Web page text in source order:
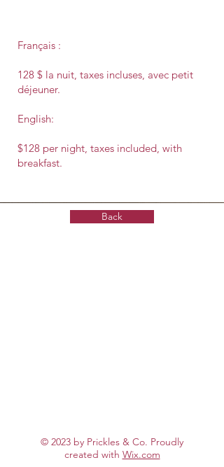
Français :
128 $ la nuit, taxes incluses, avec petit
déjeuner.
English:
$128 per night, taxes included, with
breakfast.
Back
© 2023 by Prickles & Co. Proudly
created with Wix.com